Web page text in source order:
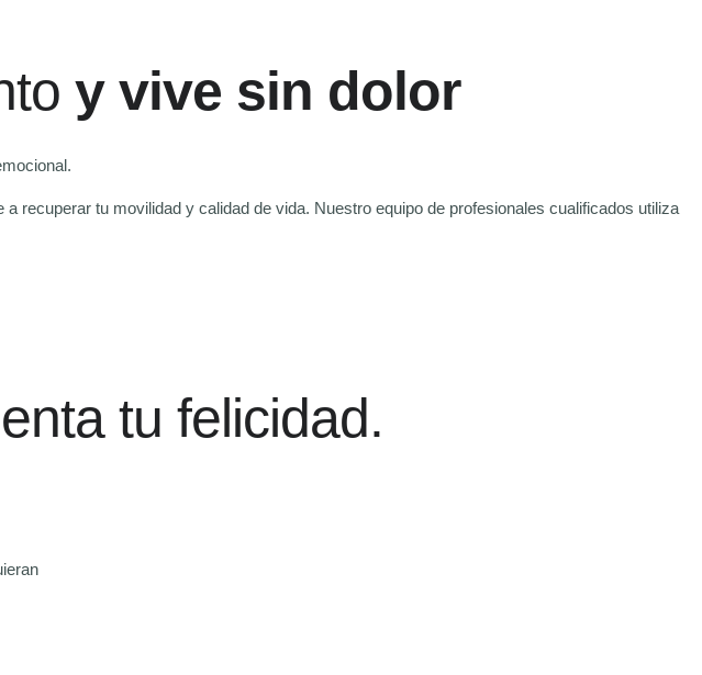
y vive sin dolor
recuperar tu movilidad y calidad de vida. Nuestro equipo de profesionales cualificados utiliza
tu felicidad.